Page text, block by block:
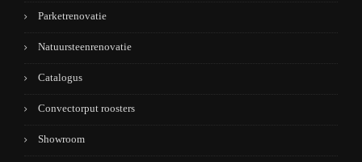
Parketrenovatie
Natuursteenrenovatie
Catalogus
Convectorput roosters
Showroom